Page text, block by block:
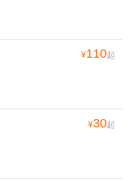
¥110起
¥30起